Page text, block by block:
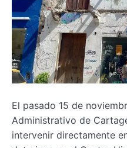
El pasado 15 de
Administrativo de
intervenir directamente